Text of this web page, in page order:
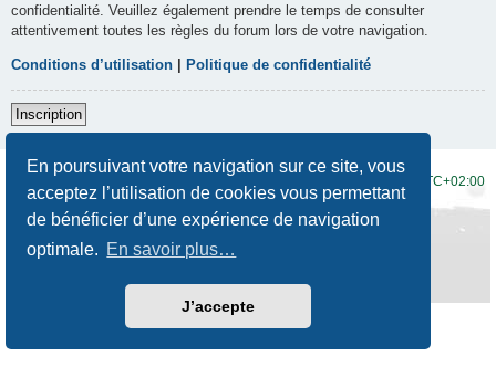
En poursuivant votre navigation sur ce site, vous
acceptez l’utilisation de cookies vous permettant
de bénéficier d’une expérience de navigation
optimale. En savoir plus…
J’accepte
confidentialité. Veuillez également prendre le temps de consulter
attentivement toutes les règles du forum lors de votre navigation.
Conditions d’utilisation Politique de confidentialité
Inscription
UTC+02:00
Développé par phpBB® Forum Software © phpBB Limited
Traduction française officielle
Prosilver New Edition
Confidentialité|Conditions